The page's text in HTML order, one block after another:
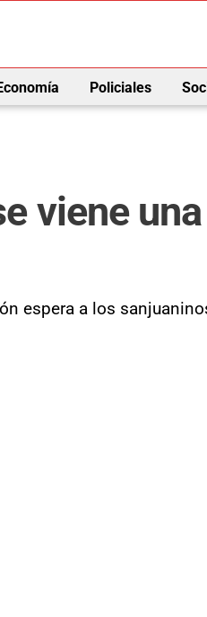
Policiales
viene
espera a los